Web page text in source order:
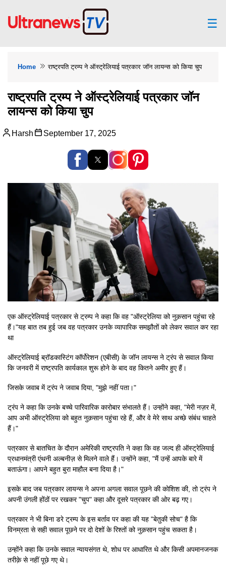
☰
Home राष्ट्रपति ट्रम्प ने ऑस्ट्रेलियाई पत्रकार जॉन लायन्स को किया चुप
राष्ट्रपति ट्रम्प ने ऑस्ट्रेलियाई पत्रकार जॉन
लायन्स को किया चुप
Harsh September 17, 2025
एक ऑस्ट्रेलियाई पत्रकार से ट्रम्प ने कहा कि वह "ऑस्ट्रेलिया को नुक़सान पहुंचा रहे
हैं।"यह बात तब हुई जब वह पत्रकार उनके व्यापारिक समझौतों को लेकर सवाल कर रहा
था
ऑस्ट्रेलियाई ब्रॉडकास्टिंग कॉर्पोरेशन (एबीसी) के जॉन लायन्स ने ट्रंप से सवाल किया
कि जनवरी में राष्ट्रपति कार्यकाल शुरू होने के बाद वह कितने अमीर हुए हैं।
जिसके जवाब में ट्रंप ने जवाब दिया, "मुझे नहीं पता।"
ट्रंप ने कहा कि उनके बच्चे पारिवारिक कारोबार संभालते हैं। उन्होंने कहा, "मेरी नज़र में,
आप अभी ऑस्ट्रेलिया को बहुत नुक़सान पहुंचा रहे हैं, और वे मेरे साथ अच्छे संबंध चाहते
हैं।"
पत्रकार से बातचित के दौरान अमेरिकी राष्ट्रपति ने कहा कि वह जल्द ही ऑस्ट्रेलियाई
प्रधानमंत्री एंथनी अल्बनीज़ से मिलने वाले हैं। उन्होंने कहा, "मैं उन्हें आपके बारे में
बताऊंगा। आपने बहुत बुरा माहौल बना दिया है।"
इसके बाद जब पत्रकार लायन्स ने अपना अगला सवाल पूछने की कोशिश की, तो ट्रंप ने
अपनी उंगली होंठों पर रखकर "चुप" कहा और दूसरे पत्रकार की ओर बढ़ गए।
पत्रकार ने भी बिना डरे ट्रम्प के इस बर्ताव पर कहा की यह "बेतुकी सोच" है कि
विनम्रता से सही सवाल पूछने पर दो देशों के रिश्तों को नुक़सान पहुंच सकता है।
उन्होंने कहा कि उनके सवाल न्यायसंगत थे, शोध पर आधारित थे और किसी अपमानजनक
तरीक़े से नहीं पूछे गए थे।